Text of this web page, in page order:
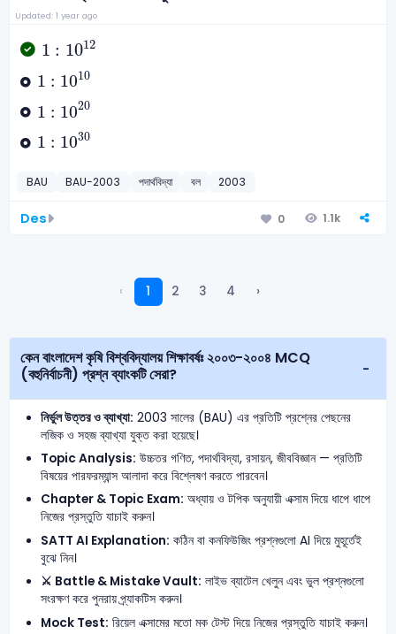
Updated: 1 year ago
1 : 1012
1: 1012
1 : 1010
1 1010
1 : 1020
1 1020
1 : 1030
1 1030
BAU BAU-2003 পদার্থবিদ্যা বল 2003
Des 0 1.1k
‹ 1 2 3 4 ›
কেন বাংলাদেশ কৃষি বিশ্ববিদ্যালয় শিক্ষাবর্ষঃ ২০০৩-২০০৪ MCQ
(বহুনির্বাচনী) প্রশ্ন ব্যাংকটি সেরা?
নির্ভুল উত্তর ও ব্যাখ্যা: 2003 সালের (BAU) এর প্রতিটি প্রশ্নের পেছনের
লজিক ও সহজ ব্যাখ্যা যুক্ত করা হয়েছে।
Topic Analysis: উচ্চতর গণিত, পদার্থবিদ্যা, রসায়ন, জীববিজ্ঞান — প্রতিটি
বিষয়ের পারফরম্যান্স আলাদা করে বিশ্লেষণ করতে পারবেন।
Chapter & Topic Exam: অধ্যায় ও টপিক অনুযায়ী এক্সাম দিয়ে ধাপে ধাপে
নিজের প্রস্তুতি যাচাই করুন।
SATT AI Explanation: কঠিন বা কনফিউজিং প্রশ্নগুলো AI দিয়ে মুহূর্তেই
বুঝে নিন।
⚔️ Battle & Mistake Vault: লাইভ ব্যাটেল খেলুন এবং ভুল প্রশ্নগুলো
সংরক্ষণ করে পুনরায় প্র্যাকটিস করুন।
Mock Test: রিয়েল এক্সামের মতো মক টেস্ট দিয়ে নিজের প্রস্তুতি যাচাই করুন।